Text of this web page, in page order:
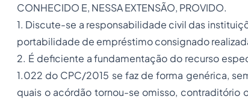
CONHECIDO E, NESSA EXTENSÃO, PROVIDO.
1. Discute-se a responsabilidade civil das
portabilidade de empréstimo consignado
2. É deficiente a fundamentação do recurso
1.022 do CPC/2015 se faz de forma genérica,
quais o acórdão tornou-se omisso, contraditório